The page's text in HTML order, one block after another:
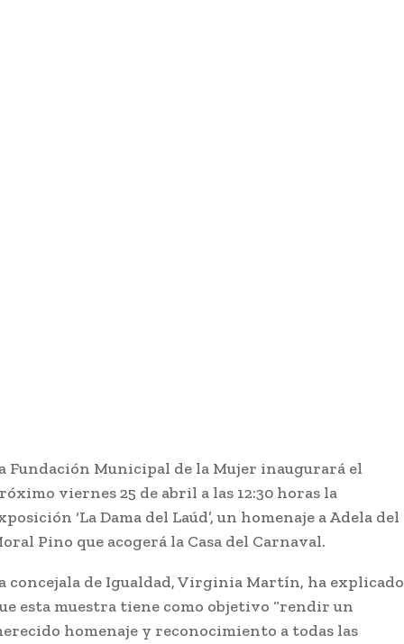
Fundación Municipal de la Mujer inaugurará el
viernes 25 de abril a las 12:30 horas la
‘La Dama del Laúd’, un homenaje a Adela del
Pino que acogerá la Casa del Carnaval.
concejala de Igualdad, Virginia Martín, ha explicado
esta muestra tiene como objetivo “rendir un
homenaje y reconocimiento a todas las